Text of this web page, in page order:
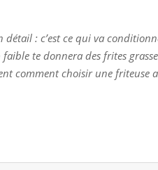
: c’est ce qui va
te donnera des frites
comment choisir une friteuse